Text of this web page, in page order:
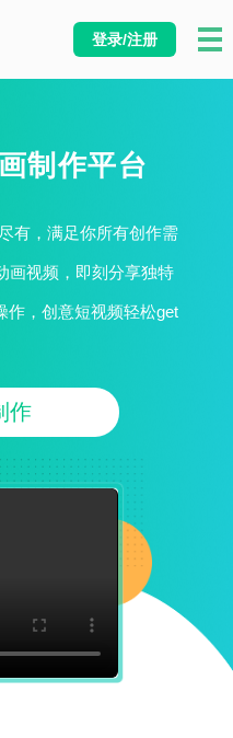
登录/注册
制作平台
有，满足你所有创作需
画视频，即刻分享独特
作，创意短视频轻松get
作